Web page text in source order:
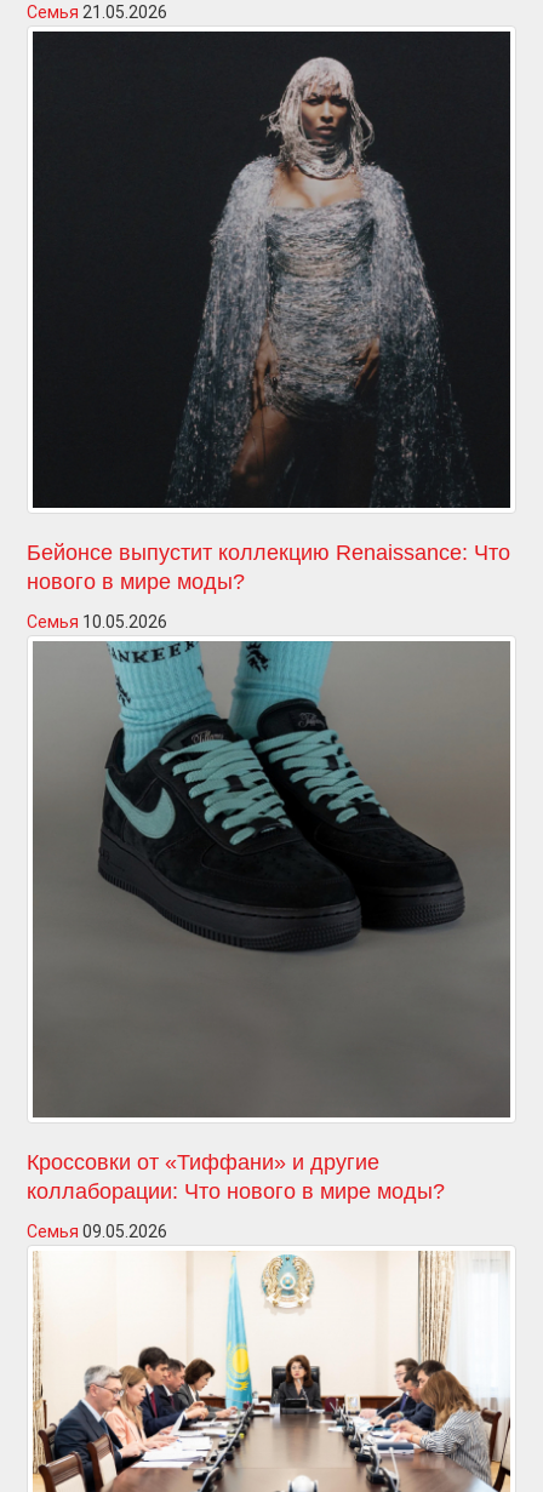
Семья 21.05.2026
Бейонсе выпустит коллекцию Renaissance: Что
нового в мире моды?
Семья 10.05.2026
Кроссовки от «Тиффани» и другие
коллаборации: Что нового в мире моды?
Семья 09.05.2026